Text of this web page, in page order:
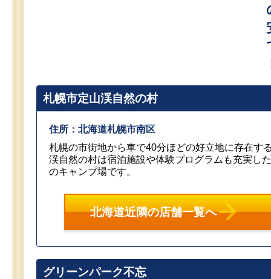
札幌市定山渓自然の村
住所：北海道札幌市南区
札幌の市街地から車で40分ほどの好立地に存在す
渓自然の村は宿泊施設や体験プログラムも充実し
のキャンプ場です。
北海道近隣の店舗一覧へ
グリーンパーク不忘